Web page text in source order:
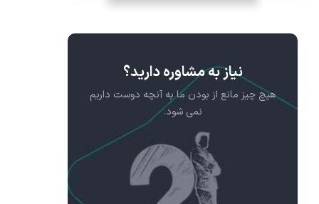
نیاز به مشاوره دارید؟
هیچ چیز مانع از بودن ما به آنچه دوست داریم
نمی شود.